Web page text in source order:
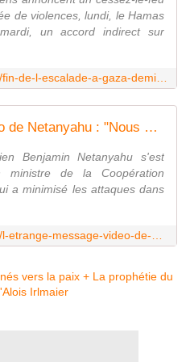
de violences, lundi, le Hamas
un accord indirect sur
L'étrange message vidéo de Netanyahu : "Nous nous préparons aux prochaines étapes" - MOINS de BIENS PLUS de LIENS
Benjamin Netanyahu s'est
ministre de la Coopération
a minimisé les attaques dans